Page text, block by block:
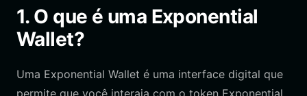
1. O que é uma Exponential
Wallet?
Uma Exponential Wallet é uma interface digital que
permite que você interaja com o token Exponential